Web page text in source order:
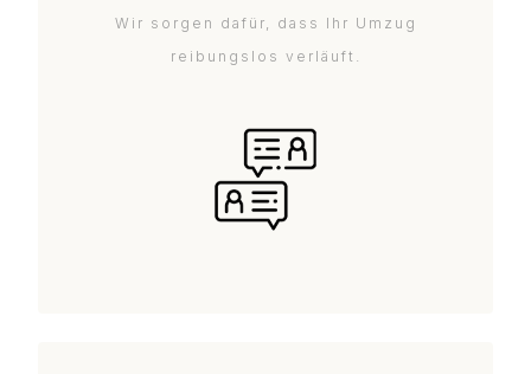
Wir sorgen dafür, dass Ihr Umzug
reibungslos verläuft.